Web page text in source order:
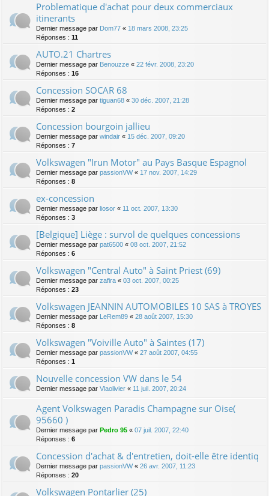
Problematique d'achat pour deux commerciaux
itinerants
Dernier message par Dom77 « 18 mars 2008, 23:25
Réponses : 11
AUTO.21 Chartres
Dernier message par Benouzze « 22 févr. 2008, 23:20
Réponses : 16
Concession SOCAR 68
Dernier message par tiguan68 « 30 déc. 2007, 21:28
Réponses : 2
Concession bourgoin jallieu
Dernier message par windair « 15 déc. 2007, 09:20
Réponses : 7
Volkswagen "Irun Motor" au Pays Basque Espagnol
Dernier message par passionVW« 17 nov. 2007, 14:29
Réponses : 8
ex-concession
Dernier message par liosor « 11 oct. 2007, 13:30
Réponses : 3
[Belgique] Liège : survol de quelques concessions
Dernier message par pat6500 « 08 oct. 2007, 21:52
Réponses : 6
Volkswagen "Central Auto" à Saint Priest (69)
Dernier message par zafira « 03 oct. 2007, 00:25
Réponses : 23
Volkswagen JEANNIN AUTOMOBILES 10 SAS à TROYES
Dernier message par LeRem89 « 28 août 2007, 15:30
Réponses : 8
Volkswagen "Voiville Auto" à Saintes (17)
Dernier message par passionVW« 27 août 2007, 04:55
Réponses : 1
Nouvelle concession VW dans le 54
Dernier message par Vlaolivier « 11 juil. 2007, 20:24
Agent Volkswagen Paradis Champagne sur Oise(
95660 )
Dernier message par Pedro 95 « 07 juil. 2007, 22:40
Réponses : 6
Concession d'achat & d'entretien, doit-elle être identiq
Dernier message par passionVW« 26 avr. 2007, 11:23
Réponses : 20
Volkswagen Pontarlier (25)